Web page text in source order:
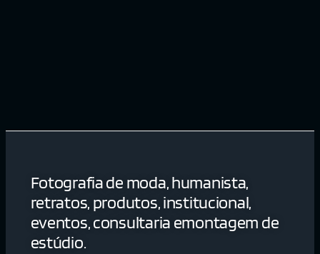
Fotografia de moda, humanista,
retratos, produtos, institucional,
eventos, consultaria emontagem de
estúdio.